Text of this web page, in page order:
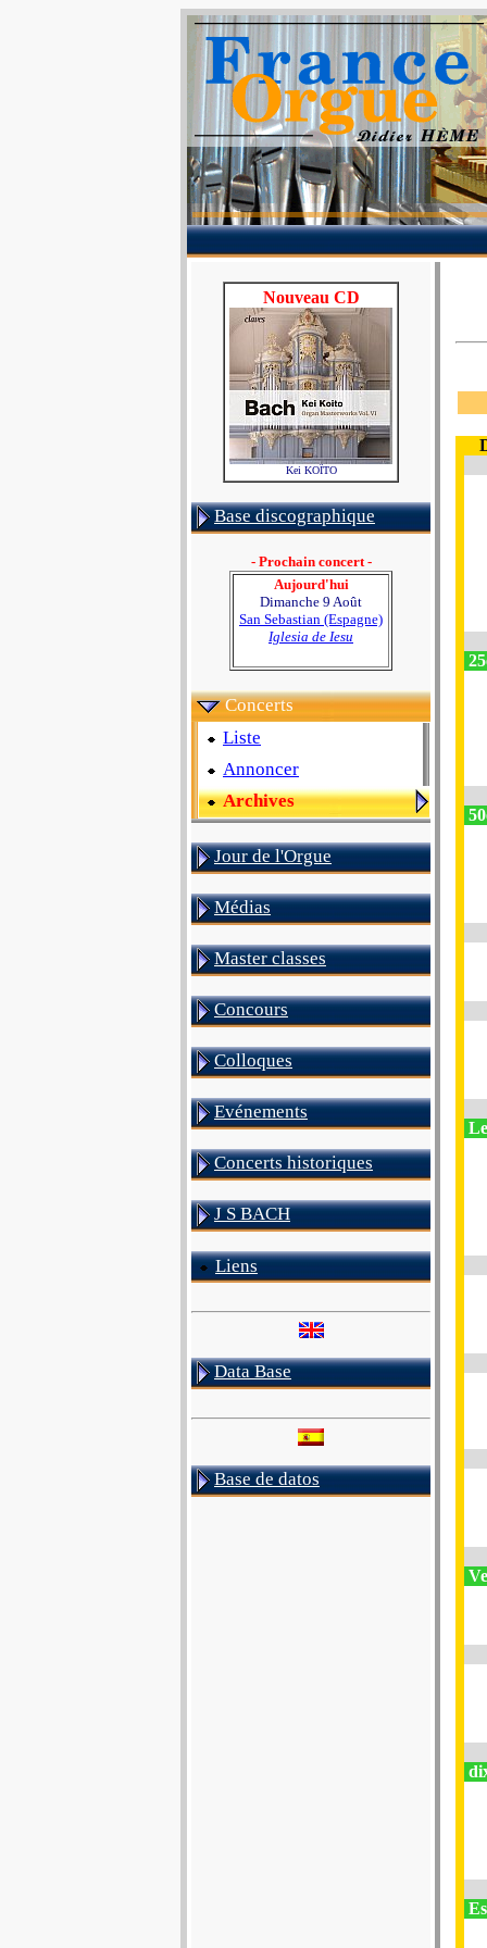
Nouveau CD
Kei KOÏTO
Base discographique
- Prochain concert -
Aujourd'hui
Dimanche 9 Août
San Sebastian (Espagne)
Iglesia de Iesu
Concerts
Liste
Annoncer
Archives
Jour de l'Orgue
Médias
Master classes
Concours
Colloques
Evénements
Concerts historiques
J S BACH
Liens
Data Base
Base de datos